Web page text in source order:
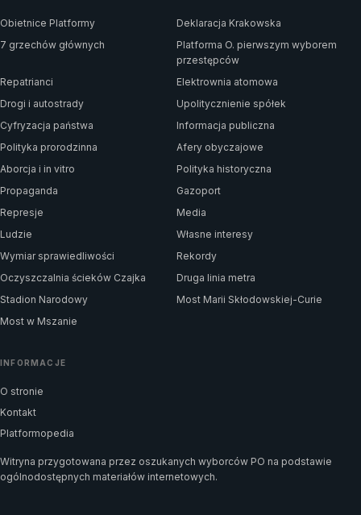
Obietnice Platformy
Deklaracja Krakowska
7 grzechów głównych
Platforma O. pierwszym wyborem
przestępców
Repatrianci
Elektrownia atomowa
Drogi i autostrady
Upolitycznienie spółek
Cyfryzacja państwa
Informacja publiczna
Polityka prorodzinna
Afery obyczajowe
Aborcja i in vitro
Polityka historyczna
Propaganda
Gazoport
Represje
Media
Ludzie
Własne interesy
Wymiar sprawiedliwości
Rekordy
Oczyszczalnia ścieków Czajka
Druga linia metra
Stadion Narodowy
Most Marii Skłodowskiej-Curie
Most w Mszanie
INFORMACJE
O stronie
Kontakt
Platformopedia
Witryna przygotowana przez oszukanych wyborców PO na podstawie
ogólnodostępnych materiałów internetowych.